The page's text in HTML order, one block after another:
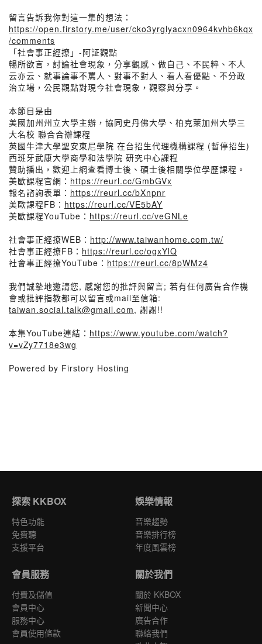
留言告訴我你對這一集的想法：
https://open.firstory.me/user/cko3yrglyacxn0964kvhb6kqx
/comments
「社會事正經撩」-阿証觀點
暢所欲言，討論社會現象，分享觀感、做自己、不民粹、不人
云亦云、就事論事不罵人、對事不對人、看人看優點、不分政
治立場，公民觀點對現今社會現象，觀察與分享。
本節目是由
美國加州州立大學主辦，協同史丹佛大學、柏克萊加州大學三
大名校 聯合合辦課程
英國牛津大學聖安東尼學院 在台招生代理機構課程 (暫停招生)
西班牙武康大學商學和法學院 研究中心課程
贊助播出，歡迎上網查看博士後、碩士後相關學位學歷課程。
美歐課程官網： https://reurl.cc/GmbGVx
報名諮詢表單： https://reurl.cc/bXnpnr
美歐課程FB： https://reurl.cc/VE5bAY
美歐課程YouTube： https://reurl.cc/veGNLe
社會事正經撩WEB： http://www.taiwanhome.com.tw/
社會事正經撩FB： https://reurl.cc/ogxYlQ
社會事正經撩YouTube： https://reurl.cc/8pWMz4
我們誠摯地邀請您, 感謝您的批評與留言; 若有任何廣告合作機
會或批評指教都可以留言或mail至信箱:
taiwan.social.talk@gmail.com, 謝謝!!
本集YouTube連結： https://www.youtube.com/watch?
v=vZy7718e3wg
Powered by Firstory Hosting
探索 KKBOX
特色功能
免費聽
支援平台
娛樂情報
音樂趨勢
音樂排行榜
年度風雲榜
會員服務
付費及儲值
會員中心
服務中心
會員使用條款
關於我們
關於 KKBOX
新聞中心
廣告合作
聯絡我們